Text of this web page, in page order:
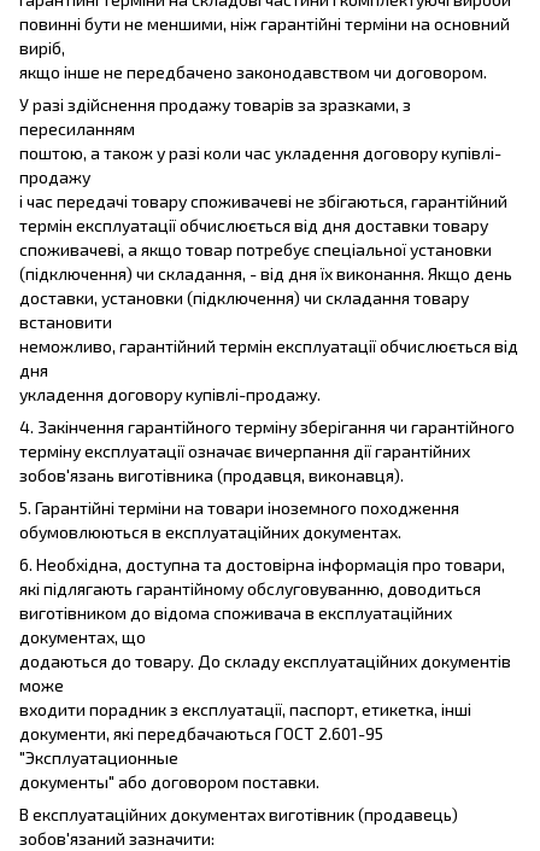
повинні бути не меншими, ніж гарантійні терміни на основний
виріб,
якщо інше не передбачено законодавством чи договором.
У разі здійснення продажу товарів за зразками, з
пересиланням
поштою, а також у разі коли час укладення договору купівлі-
продажу
і час передачі товару споживачеві не збігаються, гарантійний
термін експлуатації обчислюється від дня доставки товару
споживачеві, а якщо товар потребує спеціальної установки
(підключення) чи складання, - від дня їх виконання. Якщо день
доставки, установки (підключення) чи складання товару
встановити
неможливо, гарантійний термін експлуатації обчислюється від
дня
укладення договору купівлі-продажу.
4. Закінчення гарантійного терміну зберігання чи гарантійного
терміну експлуатації означає вичерпання дії гарантійних
зобов'язань виготівника (продавця, виконавця).
5. Гарантійні терміни на товари іноземного походження
обумовлюються в експлуатаційних документах.
6. Необхідна, доступна та достовірна інформація про товари,
які підлягають гарантійному обслуговуванню, доводиться
виготівником до відома споживача в експлуатаційних
документах, що
додаються до товару. До складу експлуатаційних документів
може
входити порадник з експлуатації, паспорт, етикетка, інші
документи, які передбачаються ГОСТ 2.601-95
"Эксплуатационные
документы" або договором поставки.
В експлуатаційних документах виготівник (продавець)
зобов'язаний зазначити: